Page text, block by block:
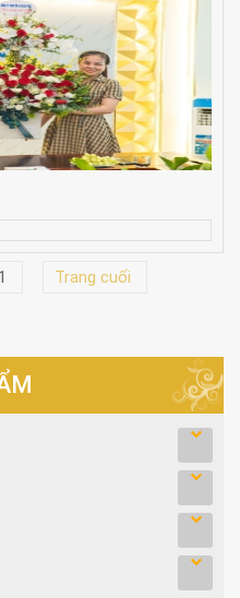
1 Trang cuối